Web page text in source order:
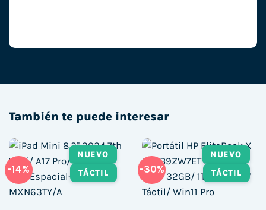
También te puede interesar
-14%
NUEVO
TÁCTIL
-30%
NUEVO
TÁCTIL